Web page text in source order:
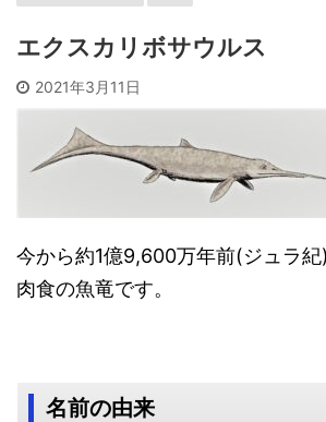
エクスカリボサウルス
2021年3月11日
今から約1億9,600万年前(ジュラ
肉食の魚竜です。
名前の由来